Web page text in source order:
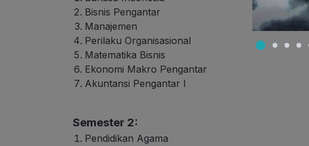
Bisnis Pengantar
Manajemen
Perilaku Organisasional
Matematika Bisnis
Ekonomi Makro Pengantar
Akuntansi Pengantar I
Semester 2:
Pendidikan Agama